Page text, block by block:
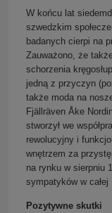
W końcu lat
szwedzkim
badanych cierpi na
Zauważono, że
schorzenia
jedną z przyczyn
także moda na
Fjällräven Åke
stworzył we
rewolucyjny i
wnętrzem za
na rynku w sierpniu
sympatyków w całej
Pozytywne skutki